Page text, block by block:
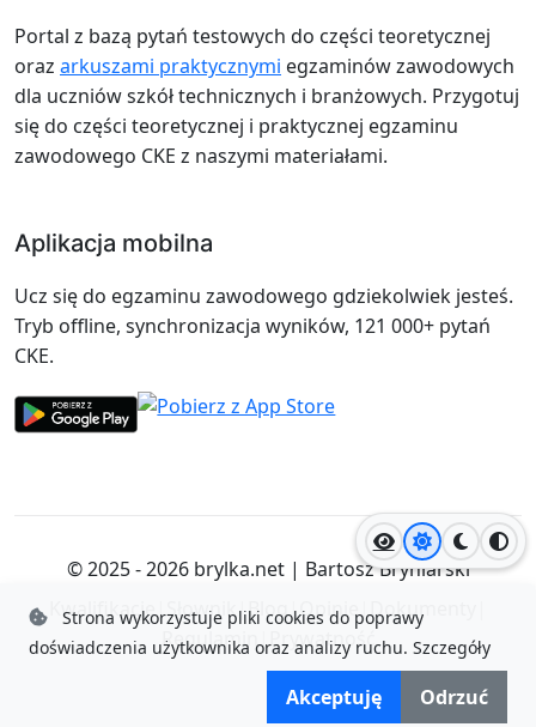
Jasny motyw
Ciemny
Portal z bazą pytań testowych do części teoretycznej
oraz arkuszami praktycznymi egzaminów zawodowych
dla uczniów szkół technicznych i branżowych. Przygotuj
się do części teoretycznej i praktycznej egzaminu
zawodowego CKE z naszymi materiałami.
Aplikacja mobilna
Ucz się do egzaminu zawodowego gdziekolwiek jesteś.
Tryb offline, synchronizacja wyników, 121 000+ pytań
CKE.
© 2025 - 2026 brylka.net| Bartosz Bryniarski
Kwalifikacje|Słownik|Blog|Opinie|Dokumenty
Regulamin|Prywatność
Strona wykorzystuje pliki cookies do poprawy
doświadczenia użytkownika oraz analizy ruchu. Szczegóły
Akceptuję Odrzuć